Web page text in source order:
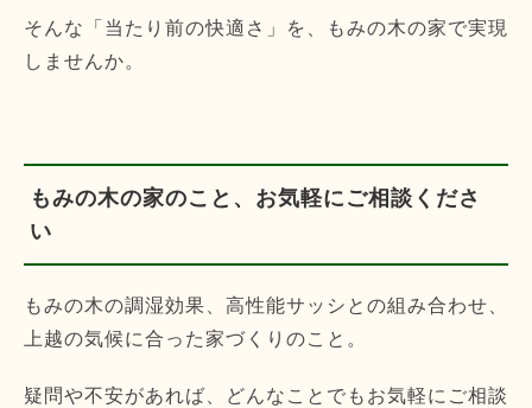
そんな「当たり前の快適さ」を、もみの木の家で実現
しませんか。
もみの木の家のこと、お気軽にご相談くださ
い
もみの木の調湿効果、高性能サッシとの組み合わせ、
上越の気候に合った家づくりのこと。
疑問や不安があれば、どんなことでもお気軽にご相談